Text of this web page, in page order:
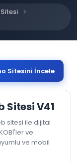
chevron_right
Sitesini İncele
Sitesi V41
sitesi ile dijital
ve
ve mobil